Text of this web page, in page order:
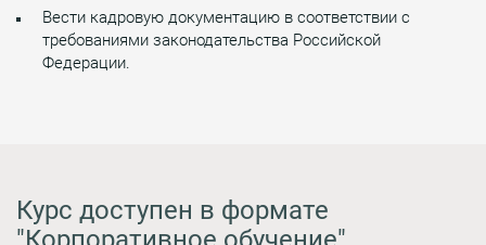
Вести кадровую документацию в соответствии с
требованиями законодательства Российской
Федерации.
Курс доступен в формате